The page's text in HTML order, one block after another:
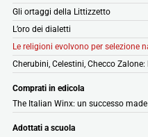
Gli ortaggi della Littizzetto
L’oro dei dialetti
Le religioni evolvono per selezione
Cherubini, Celestini, Checco
Comprati in edicola
The Italian Winx: un successo
Adottati a scuola